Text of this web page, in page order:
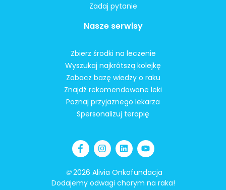
Zadaj pytanie
Nasze serwisy
Zbierz środki na leczenie
Wyszukaj najkrótszą kolejkę
Zobacz bazę wiedzy o raku
Znajdź rekomendowane leki
Poznaj przyjaznego lekarza
Spersonalizuj terapię
©2026 Alivia Onkofundacja
Dodajemy odwagi chorym na raka!